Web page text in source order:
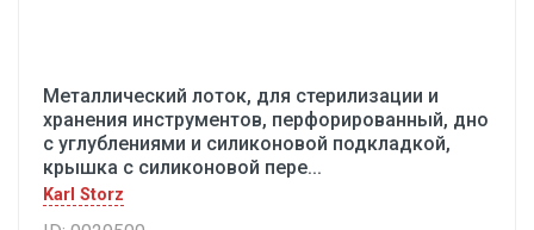
Металлический лоток, для стерилизации и
хранения инструментов, перфорированный, дно
с углублениями и силиконовой подкладкой,
крышка с силиконовой пере...
Karl Storz